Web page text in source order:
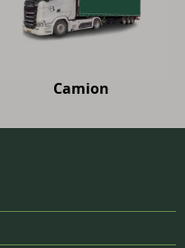
Camion